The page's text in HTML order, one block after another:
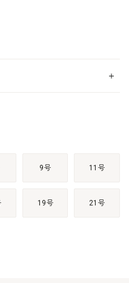
9号 11号
19号 21号